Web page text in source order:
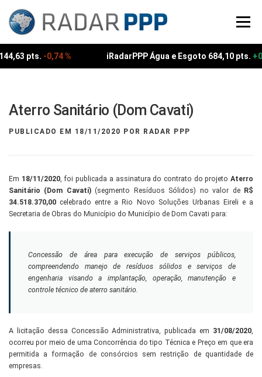
para
Menu
pts. -0,74 % iRadarPPP Água e Esgoto 684,10 pts.
Aterro Sanitário (Dom Cavati)
PUBLICADO EM 18/11/2020 POR RADAR PPP
Em 18/11/2020, foi publicada a assinatura do contrato do projetoAterro
Sanitário (Dom Cavati)(segmento Resíduos Sólidos) no valor de R$
34.518.370,00 celebrado entre a Rio Novo Soluções Urbanas Eireli e a
Secretaria de Obras do Município do Município de Dom Cavati para:
Concessão de área para execução de serviços públicos,
compreendendo manejo de resíduos sólidos e serviços de
engenharia visando a implantação, operação, manutenção e
controle técnico de aterro sanitário.
A licitação dessa Concessão Administrativa, publicada em 31/08/2020,
ocorreu por meio de uma Concorrência do tipo Técnica e Preço em que era
permitida a formação de consórcios sem restrição de quantidade de
empresas.